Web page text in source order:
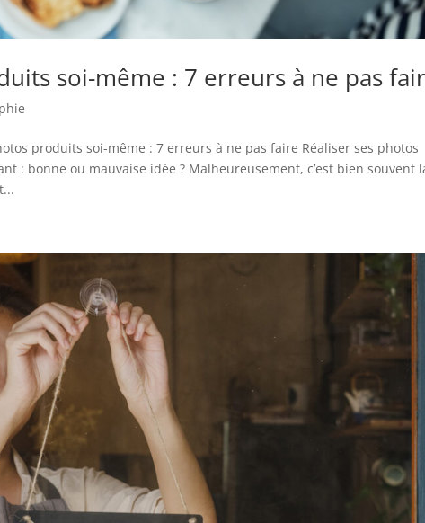
soi-même : 7 erreurs à ne pas
produits soi-même : 7 erreurs à ne pas faire Réaliser ses photos
: bonne ou mauvaise idée ? Malheureusement, c’est bien souvent